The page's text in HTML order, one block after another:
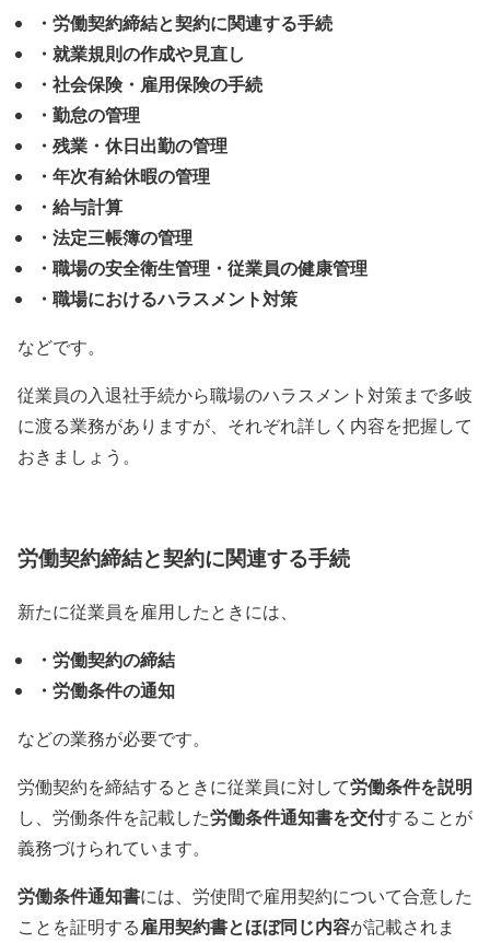
・労働契約締結と契約に関連する手続
・就業規則の作成や見直し
・社会保険・雇用保険の手続
・勤怠の管理
・残業・休日出勤の管理
・年次有給休暇の管理
・給与計算
・法定三帳簿の管理
・職場の安全衛生管理・従業員の健康管理
・職場におけるハラスメント対策
などです。
従業員の入退社手続から職場のハラスメント対策まで多岐
に渡る業務がありますが、それぞれ詳しく内容を把握して
おきましょう。
労働契約締結と契約に関連する手続
新たに従業員を雇用したときには、
・労働契約の締結
・労働条件の通知
などの業務が必要です。
労働契約を締結するときに従業員に対して労働条件を説明
し、労働条件を記載した労働条件通知書を交付することが
義務づけられています。
労働条件通知書には、労使間で雇用契約について合意した
ことを証明する雇用契約書とほぼ同じ内容が記載されま